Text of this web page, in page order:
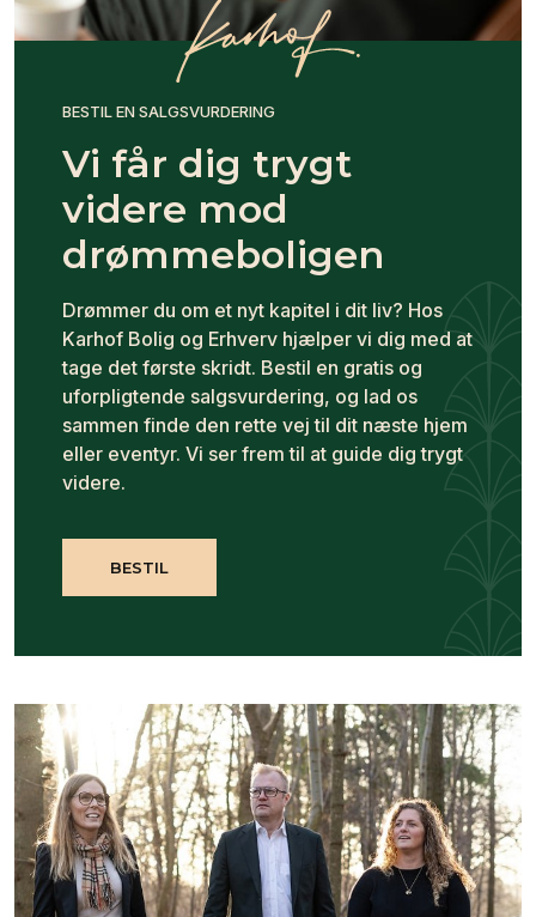
BESTIL EN SALGSVURDERING
Vi får dig trygt
videre mod
drømmeboligen
Drømmer du om et nyt kapitel i dit liv? Hos
Karhof Bolig og Erhverv hjælper vi dig med at
tage det første skridt. Bestil en gratis og
uforpligtende salgsvurdering, og lad os
sammen finde den rette vej til dit næste hjem
eller eventyr. Vi ser frem til at guide dig trygt
videre.
BESTIL